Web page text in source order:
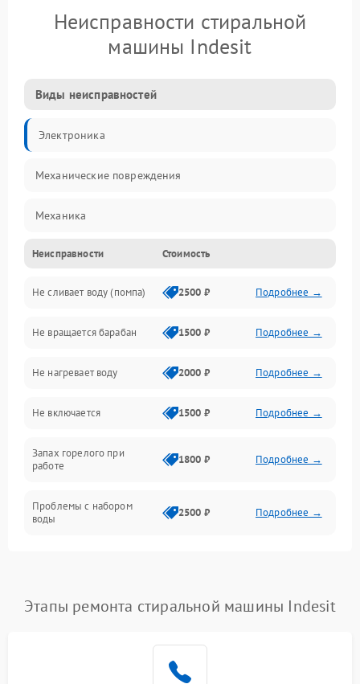
Неисправности стиральной
машины Indesit
Виды неисправностей
Электроника
Механические повреждения
Механика
Электропитание
Водоснабжение
Слив
Программное обеспечение
Неисправности Стоимость
Не сливает воду (помпа) 2500 ₽ Подробнее →
Не вращается барабан 1500 ₽ Подробнее →
Не нагревает воду 2000 ₽ Подробнее →
Не включается 1500 ₽ Подробнее →
Запах горелого при
работе
1800 ₽ Подробнее →
Проблемы с набором
воды
2500 ₽ Подробнее →
Подробнее →
Этапы ремонта стиральной машины Indesit